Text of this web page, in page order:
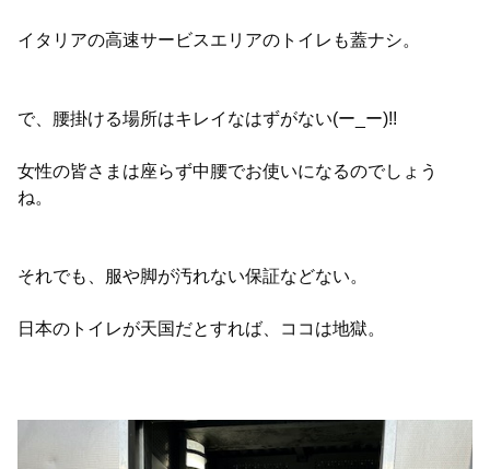
イタリアの高速サービスエリアのトイレも蓋ナシ。
で、腰掛ける場所はキレイなはずがない(ー_ー)!!
女性の皆さまは座らず中腰でお使いになるのでしょう
ね。
それでも、服や脚が汚れない保証などない。
日本のトイレが天国だとすれば、ココは地獄。